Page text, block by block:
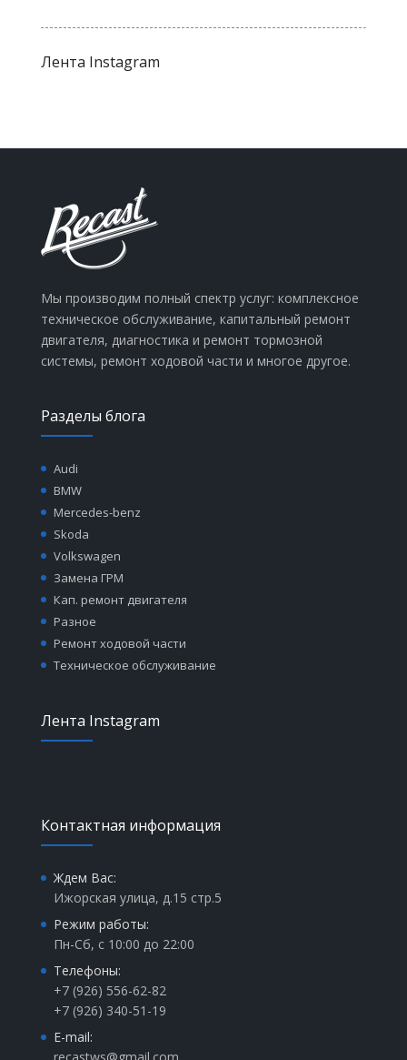
Лента Instagram
Мы производим полный спектр услуг: комплексное
техническое обслуживание, капитальный ремонт
двигателя, диагностика и ремонт тормозной
системы, ремонт ходовой части и многое другое.
Разделы блога
Audi
BMW
Mercedes-benz
Skoda
Volkswagen
Замена ГРМ
Кап. ремонт двигателя
Разное
Ремонт ходовой части
Техническое обслуживание
Лента Instagram
Контактная информация
Ждем Вас:
Ижорская улица, д.15 стр.5
Режим работы:
Пн-Сб, с 10:00 до 22:00
Телефоны:
+7 (926) 556-62-82
+7 (926) 340-51-19
E-mail: